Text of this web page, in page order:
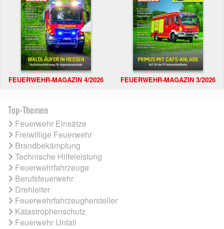
FEUERWEHR-MAGAZIN 4/2026 FEUERWEHR-MAGAZIN 3/2026
Top-Themen
Feuerwehr Einsätze
Freiwillige Feuerwehr
Brandbekämpfung
Technische Hilfeleistung
Feuerwehrfahrzeuge
Berufsfeuerwehr
Drehleiter
Feuerwehrfahrzeughersteller
Katastrophenschutz
Feuerwehr Unfall